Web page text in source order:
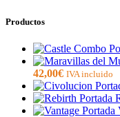
Productos
42,00€ IVA incluido